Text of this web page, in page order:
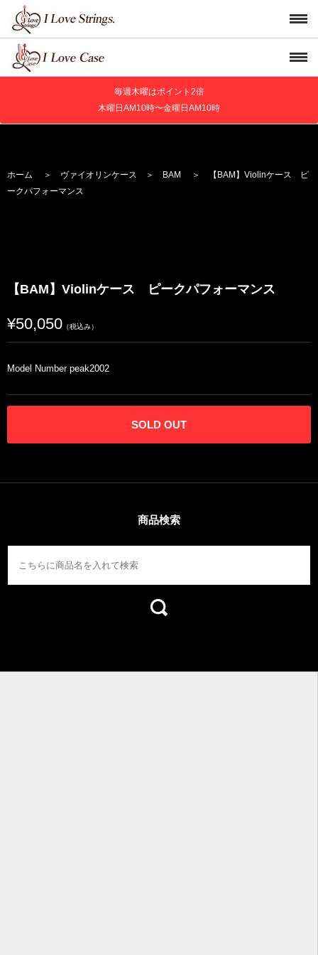
毎週木曜はポイント2倍
木曜日AM10時〜金曜日AM10時
ホーム ＞ ヴァイオリンケース ＞ BAM
＞ 【BAM】Violinケース ピ
ークパフォーマンス
【BAM】Violinケース ピークパフォーマンス
¥50,050 （税込み）
Model Number peak2002
SOLD OUT
商品検索